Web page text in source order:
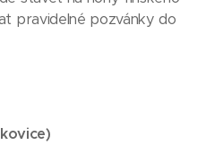
pravidelné pozvánky do